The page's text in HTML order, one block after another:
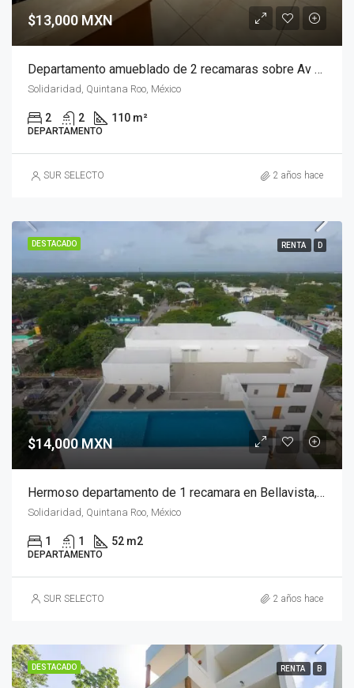
$13,000 MXN
Departamento amueblado de 2 recamaras sobre Av Constituyentes, Playa del Carmen
Solidaridad, Quintana Roo, México
2 2 110 m²
DEPARTAMENTO
SUR SELECTO 2 años hace
DESTACADO RENTA D
$14,000 MXN
Hermoso departamento de 1 recamara en Bellavista, Playa del Carmen
Solidaridad, Quintana Roo, México
1 1 52 m2
DEPARTAMENTO
SUR SELECTO 2 años hace
DESTACADO RENTA B